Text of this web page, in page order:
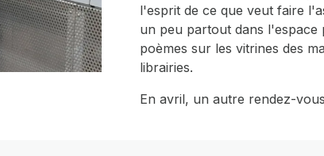
l'esprit de ce que veut faire
un peu partout dans l'espace
poèmes sur les vitrines des
librairies.
En avril, un autre rendez-